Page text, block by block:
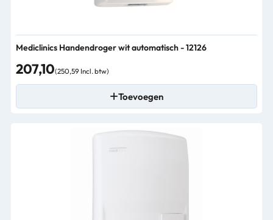
Mediclinics Handendroger wit automatisch - 12126
207,10(250,59 Incl. btw)
Toevoegen